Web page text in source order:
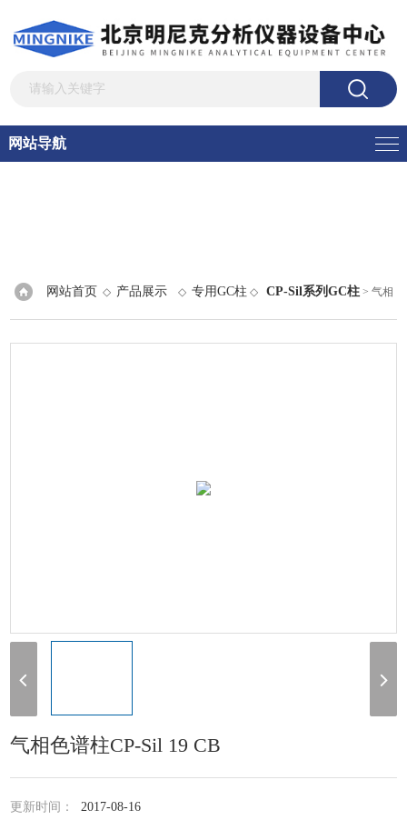
网站导航
网站首页 ◇ 产品展示 ◇专用GC柱 ◇CP-Sil系列GC柱 > 气相
色谱柱CP-Sil 19 CB
气相色谱柱CP-Sil 19 CB
更新时间：2017-08-16